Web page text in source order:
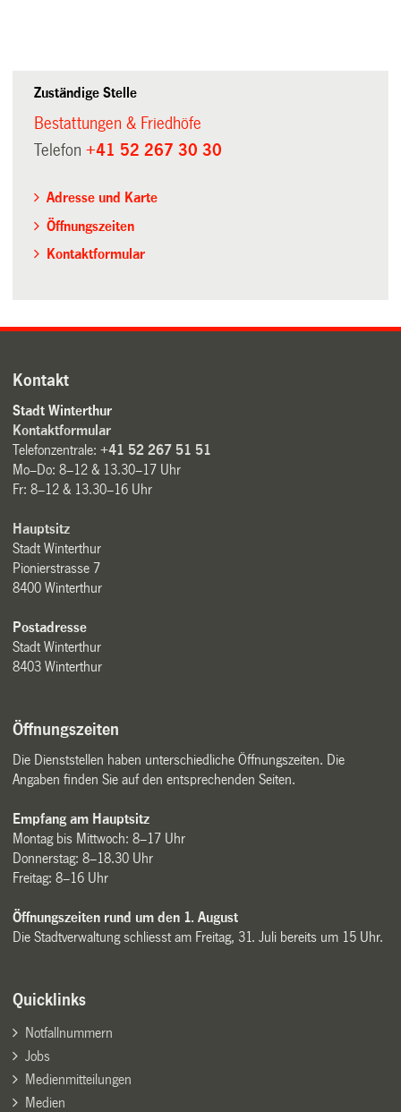
Zuständige Stelle
Bestattungen & Friedhöfe
Telefon+41 52 267 30 30
Adresse und Karte
Öffnungszeiten
Kontaktformular
Kontakt
Stadt Winterthur
Kontaktformular
Telefonzentrale:+41 52 267 51 51
Mo–Do: 8–12 & 13.30–17 Uhr
Fr: 8–12 & 13.30–16 Uhr
Hauptsitz
Stadt Winterthur
Pionierstrasse 7
8400 Winterthur
Postadresse
Stadt Winterthur
8403 Winterthur
Öffnungszeiten
Die Dienststellen haben unterschiedliche Öffnungszeiten. Die
Angaben finden Sie auf den entsprechenden Seiten.
Empfang am Hauptsitz
Montag bis Mittwoch: 8–17 Uhr
Donnerstag: 8–18.30 Uhr
Freitag: 8–16 Uhr
Öffnungszeiten rund um den 1. August
Die Stadtverwaltung schliesst am Freitag, 31. Juli bereits um 15 Uhr.
Quicklinks
Notfallnummern
Jobs
Medienmitteilungen
Medien